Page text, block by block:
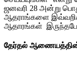
ஜனவரி 28 அன்று
ஆதராங்களை
ஆதாரங்கள்
தேர்தல்